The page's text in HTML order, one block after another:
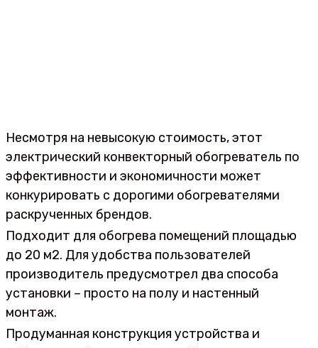
Несмотря на невысокую стоимость, этот
электрический конвекторный обогреватель по
эффективности и экономичности может
конкурировать с дорогими обогревателями
раскрученных брендов.
Подходит для обогрева помещений площадью
до 20 м2. Для удобства пользователей
производитель предусмотрел два способа
установки – просто на полу и настенный
монтаж.
Продуманная конструкция устройства и